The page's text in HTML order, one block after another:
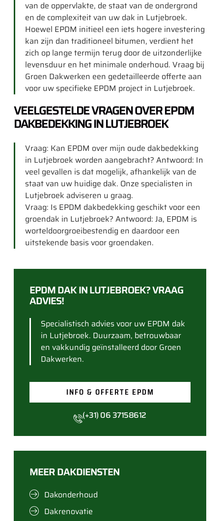
van de oppervlakte, de staat van de ondergrond
en de complexiteit van uw dak in Lutjebroek.
Hoewel EPDM initieel een iets hogere investering
kan zijn dan traditioneel bitumen, verdient het
zich op lange termijn terug door de uitzonderlijke
levensduur en het minimale onderhoud. Vraag bij
Groen Dakwerken een gedetailleerde offerte aan
voor uw specifieke EPDM project in Lutjebroek.
VEELGESTELDE VRAGEN OVER EPDM
DAKBEDEKKING IN LUTJEBROEK
Vraag: Kan EPDM over mijn oude dakbedekking
in Lutjebroek worden aangebracht? Antwoord: In
veel gevallen is dat mogelijk, afhankelijk van de
staat van uw huidige dak. Onze specialisten in
Lutjebroek adviseren u graag.
Vraag: Is EPDM dakbedekking geschikt voor een
groendak in Lutjebroek? Antwoord: Ja, EPDM is
worteldoorgroeibestendig en daardoor een
uitstekende basis voor groendaken.
EPDM DAK IN LUTJEBROEK? VRAAG
ADVIES!
Specialistisch advies voor uw EPDM dak
in Lutjebroek. Duurzaam, betrouwbaar
en vakkundig geïnstalleerd door Groen
Dakwerken.
INFO & OFFERTE EPDM
(+31) 06 37158612
MEER DAKDIENSTEN
Dakonderhoud
Dakrenovatie